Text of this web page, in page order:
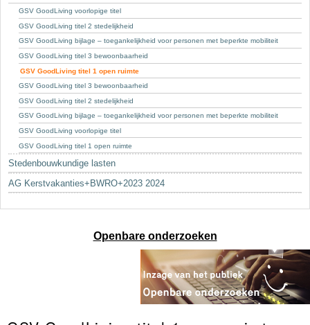
GSV GoodLiving voorlopige titel
GSV GoodLiving titel 2 stedelijkheid
GSV GoodLiving bijlage – toegankelijkheid voor personen met beperkte mobiliteit
GSV GoodLiving titel 3 bewoonbaarheid
GSV GoodLiving titel 1 open ruimte
GSV GoodLiving titel 3 bewoonbaarheid
GSV GoodLiving titel 2 stedelijkheid
GSV GoodLiving bijlage – toegankelijkheid voor personen met beperkte mobiliteit
GSV GoodLiving voorlopige titel
GSV GoodLiving titel 1 open ruimte
Stedenbouwkundige lasten
AG Kerstvakanties+BWRO+2023 2024
Openbare onderzoeken